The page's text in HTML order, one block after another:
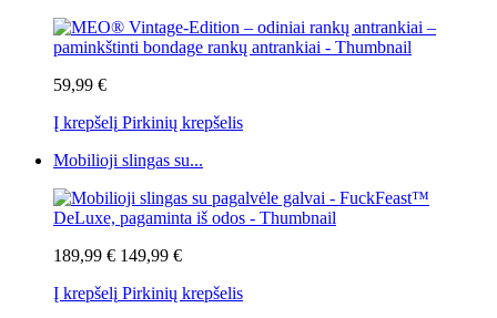
59,99 €
Į krepšelį Pirkinių krepšelis
Mobilioji slingas su...
189,99 € 149,99 €
Į krepšelį Pirkinių krepšelis